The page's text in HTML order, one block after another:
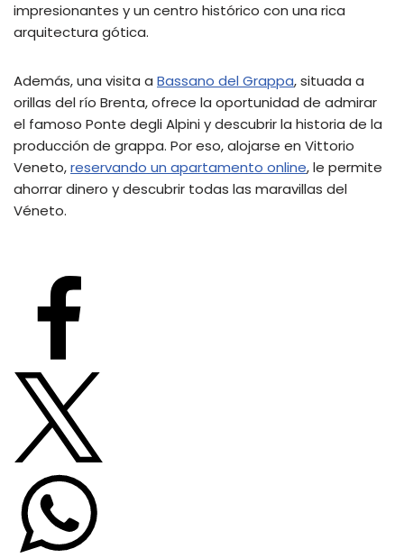
impresionantes y un centro histórico con una rica
arquitectura gótica.
Además, una visita a Bassano del Grappa, situada a
orillas del río Brenta, ofrece la oportunidad de admirar
el famoso Ponte degli Alpini y descubrir la historia de la
producción de grappa. Por eso, alojarse en Vittorio
Veneto,reservando un apartamento online, le permite
ahorrar dinero y descubrir todas las maravillas del
Véneto.